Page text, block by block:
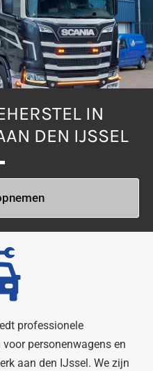
IN
DEN IJSSEL
professionele
personenwagens en
aan den IJssel. We zijn